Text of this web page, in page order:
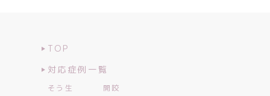
TOP
対応症例一覧
そう生
開咬